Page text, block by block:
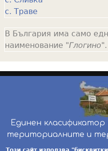
с. Траве
В България има само
наименование "Глогино".
Единен
териториалните и
инж. Бойчо Добрев